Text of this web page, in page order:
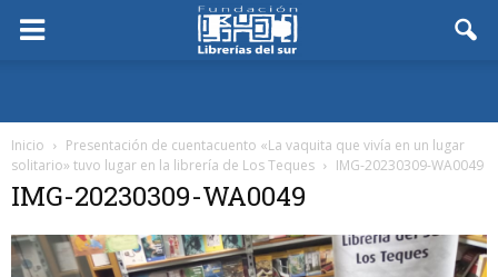
Inicio
Presentación de cuentacuento «La vaquita que vivía en un lugar
solitario» tuvo lugar en la librería de Los Teques
IMG-20230309-WA0049
IMG-20230309-WA0049